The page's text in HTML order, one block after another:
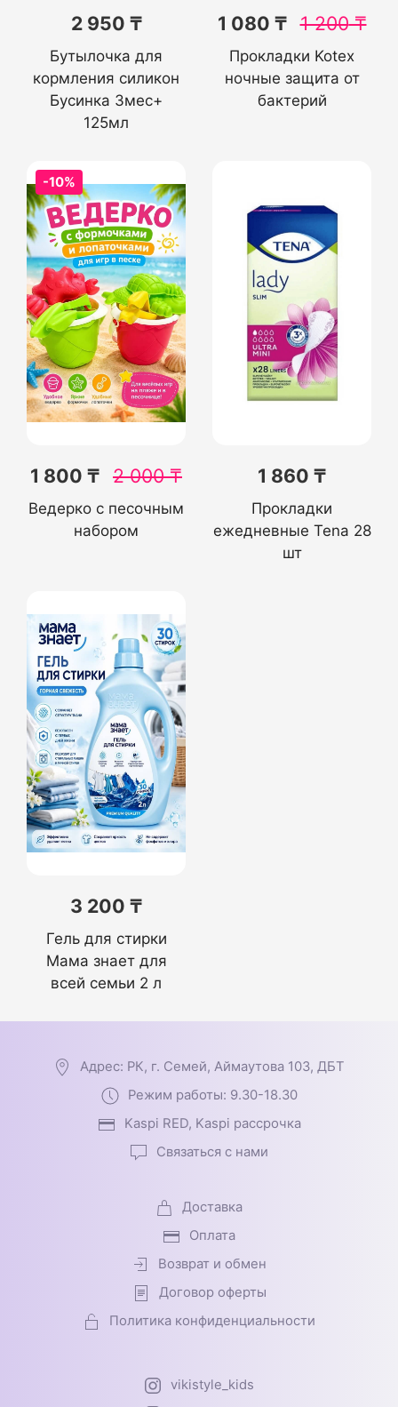
2 950 ₸
Бутылочка для
кормления силикон
Бусинка 3мес+
125мл
1 080 ₸ 1 200₸
Прокладки Kotex
ночные защита от
бактерий
-10%
1 800 ₸ 2 000₸
Ведерко с песочным
набором
1 860 ₸
Прокладки
ежедневные Tena 28
шт
3 200 ₸
Гель для стирки
Мама знает для
всей семьи 2 л
Адрес: РК, г. Семей, Аймаутова 103, ДБТ
Режим работы: 9.30-18.30
Kaspi RED, Kaspi рассрочка
Связаться с нами
Доставка
Оплата
Возврат и обмен
Договор оферты
Политика конфиденциальности
vikistyle_kids